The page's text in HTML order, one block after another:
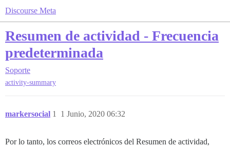
Discourse Meta
Resumen de actividad - Frecuencia
predeterminada
Soporte
activity-summary
markersocial 1 Junio, 2020 06:32
1
Por lo tanto, los correos electrónicos del Resumen de actividad,